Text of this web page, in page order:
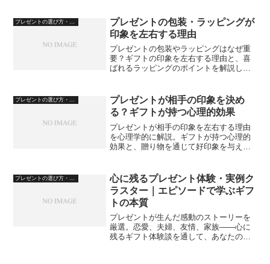
プレゼントの選び方・心理
プレゼントの包装・ラッピングが
印象を左右する理由
プレゼントの包装やラッピングはなぜ重
要？ギフトの印象を左右する理由と、喜
ばれるラッピングのポイントを解説しま
プレゼントの選び方・心理
プレゼントが相手の印象を決め
る？ギフトが持つ心理的効果
プレゼントが相手の印象を左右する理由
を心理学的に解説。ギフトが持つ心理的
効果と、贈り物を通じて好印象を与える
心に残るプレゼント体験・実例ク
ラスター｜エピソードで学ぶギフ
トの本質
プレゼントが生んだ感動のストーリーを
厳選。恋愛、夫婦、友情、家族――心に
残るギフト体験談を通して、あなたの贈